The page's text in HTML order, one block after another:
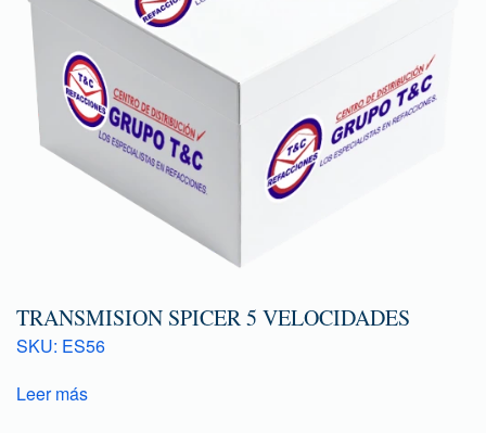
TRANSMISION SPICER 5 VELOCIDADES
SKU: ES56
Leer más